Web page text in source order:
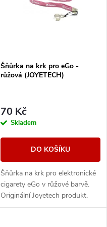
Šňůrka na krk pro eGo -
růžová (JOYETECH)
70 Kč
Skladem
DO KOŠÍKU
Šňůrka na krk pro elektronické
cigarety eGo v růžové barvě.
Originální Joyetech produkt.